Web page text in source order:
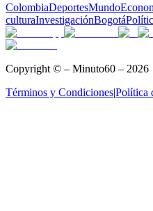
ColombiaDeportesMundo
culturaInvestigaciónBogotá
Copyright © – Minuto60 – 2026
Términos y Condiciones|Política